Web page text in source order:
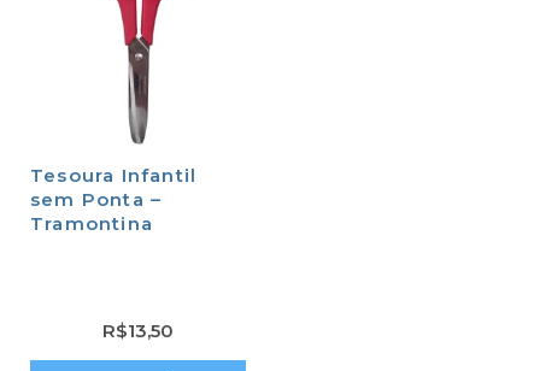
Tesoura Infantil
sem Ponta –
Tramontina
R$13,50